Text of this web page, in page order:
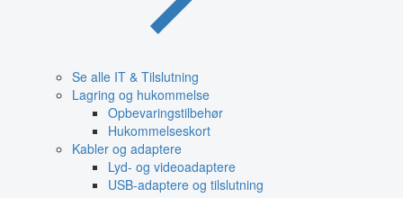
Se alle IT & Tilslutning
Lagring og hukommelse
Opbevaringstilbehør
Hukommelseskort
Kabler og adaptere
Lyd- og videoadaptere
USB-adaptere og tilslutning